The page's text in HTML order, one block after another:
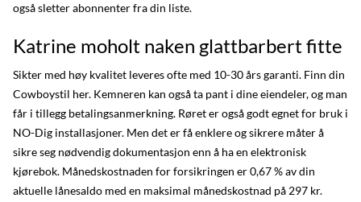
også sletter abonnenter fra din liste.
Katrine moholt naken glattbarbert fitte
Sikter med høy kvalitet leveres ofte med 10-30 års garanti. Finn din
Cowboystil her. Kemneren kan også ta pant i dine eiendeler, og man
får i tillegg betalingsanmerkning. Røret er også godt egnet for bruk i
NO-Dig installasjoner. Men det er få enklere og sikrere måter å
sikre seg nødvendig dokumentasjon enn å ha en elektronisk
kjørebok. Månedskostnaden for forsikringen er 0,67 % av din
aktuelle lånesaldo med en maksimal månedskostnad på 297 kr.